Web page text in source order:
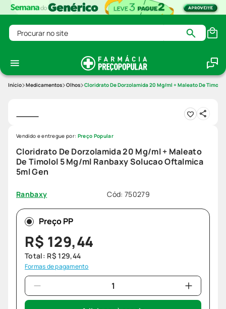
Procurar no site
Medicamentos Olhos Cloridrato De Dorzolamida 20 Mg/ml + Maleato De
Cloridrato De Dorzolamida 20 Mg/ml + Maleato
De Timolol 5 Mg/ml Ranbaxy Solucao Oftalmica
5ml Gen
Ranbaxy Cód: 750279
Vendido e entregue por: Preço Popular
Preço PP
R$ 129,44
Total: R$ 129,44
Formas de pagamento